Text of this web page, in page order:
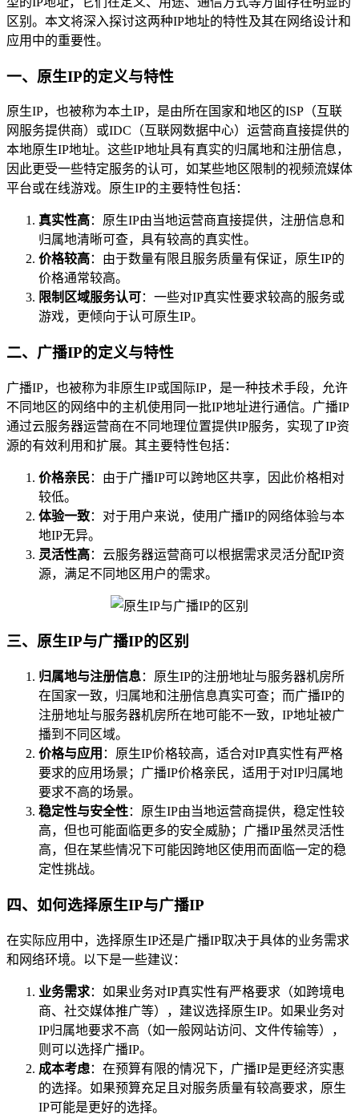
区别。本文将深入探讨这两种IP地址的特性及其在网络设计和
应用中的重要性。
一、原生IP的定义与特性
原生IP，也被称为本土IP，是由所在国家和地区的ISP（互联
网服务提供商）或IDC（互联网数据中心）运营商直接提供的
本地原生IP地址。这些IP地址具有真实的归属地和注册信息，
因此更受一些特定服务的认可，如某些地区限制的视频流媒体
平台或在线游戏。原生IP的主要特性包括：
真实性高：原生IP由当地运营商直接提供，注册信息和
归属地清晰可查，具有较高的真实性。
价格较高：由于数量有限且服务质量有保证，原生IP的
价格通常较高。
限制区域服务认可：一些对IP真实性要求较高的服务或
游戏，更倾向于认可原生IP。
二、广播IP的定义与特性
广播IP，也被称为非原生IP或国际IP，是一种技术手段，允许
不同地区的网络中的主机使用同一批IP地址进行通信。广播IP
通过云服务器运营商在不同地理位置提供IP服务，实现了IP资
源的有效利用和扩展。其主要特性包括：
价格亲民：由于广播IP可以跨地区共享，因此价格相对
较低。
体验一致：对于用户来说，使用广播IP的网络体验与本
地IP无异。
灵活性高：云服务器运营商可以根据需求灵活分配IP资
源，满足不同地区用户的需求。
三、原生IP与广播IP的区别
归属地与注册信息：原生IP的注册地址与服务器机房所
在国家一致，归属地和注册信息真实可查；而广播IP的
注册地址与服务器机房所在地可能不一致，IP地址被广
播到不同区域。
价格与应用 ：原生IP价格较高，适合对IP真实性有严格
要求的应用场景；广播IP价格亲民，适用于对IP归属地
要求不高的场景。
稳定性与安全性：原生IP由当地运营商提供，稳定性较
高，但也可能面临更多的安全威胁；广播IP虽然灵活性
高，但在某些情况下可能因跨地区使用而面临一定的稳
定性挑战。
四、如何选择原生IP与广播IP
在实际应用中，选择原生IP还是广播IP取决于具体的业务需求
和网络环境。以下是一些建议：
业务需求：如果业务对IP真实性有严格要求（如跨境电
商、社交媒体推广等），建议选择原生IP。如果业务对
IP归属地要求不高（如一般网站访问、文件传输等），
则可以选择广播IP。
成本考虑：在预算有限的情况下，广播IP是更经济实惠
的选择。如果预算充足且对服务质量有较高要求，原生
IP可能是更好的选择。